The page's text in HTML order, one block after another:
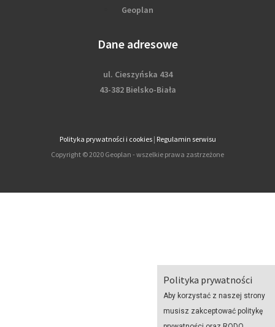
Polityka prywatności
Aby korzystać z naszej strony
musisz zakceptować politykę
Geoplan
Dane adresowe
ul. Cieszyńska 434
43-382 Bielsko-Biała
Polityka prywatności i cookies| Regulamin serwisu
Copyright © 2020 Geoplan - wszelkie prawa zastrzeżone